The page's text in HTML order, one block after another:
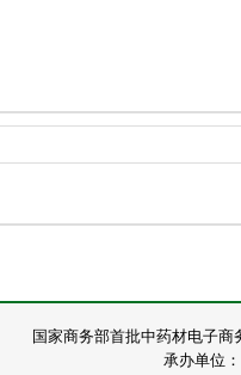
国家商务部首批中药材电子
承办单位